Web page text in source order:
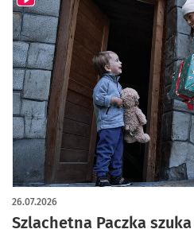
Szlachetna Paczka
26.07.2026